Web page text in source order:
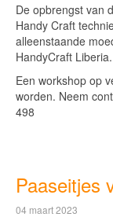
De opbrengst van
Handy Craft
alleenstaande
HandyCraft Liberia.
Een workshop op
worden. Neem
498
Paaseitjes
04 maart 2023